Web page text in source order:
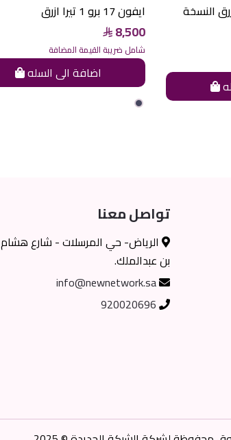
ايفون 17 برو 1 تيرا ازرق
8,500
شامل ضريبة القيمة المضافة
اضافة الى السله
جيجا ازرق النسخة
تواصل معنا
الرياض- حي المرسلات - شارع هشام
بن عبدالملك.
info@newnetwork.sa
920020696